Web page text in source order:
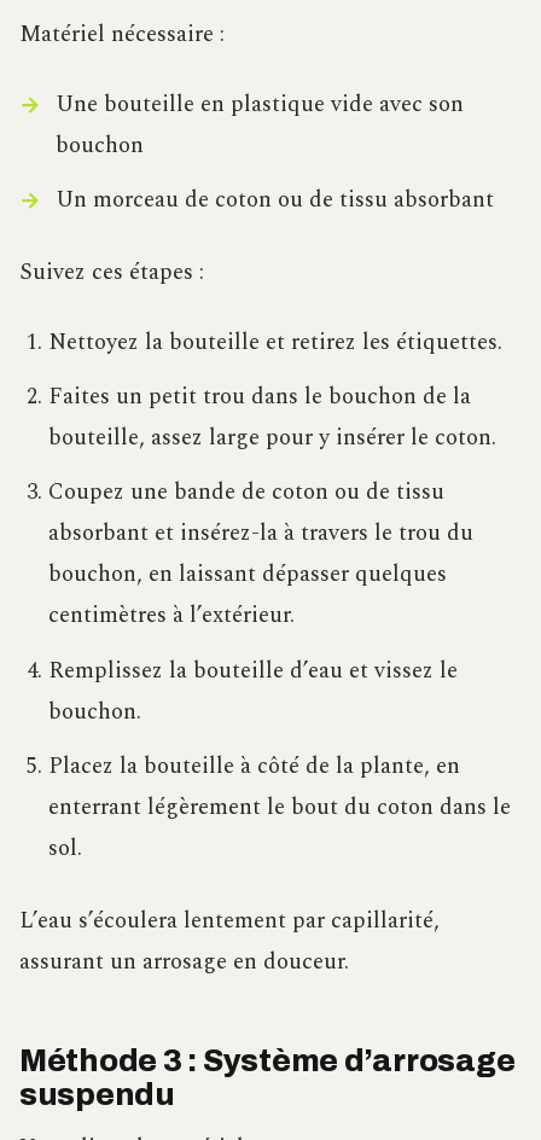
Matériel nécessaire :
Une bouteille en plastique vide avec son
bouchon
Un morceau de coton ou de tissu absorbant
Suivez ces étapes :
Nettoyez la bouteille et retirez les étiquettes.
Faites un petit trou dans le bouchon de la
bouteille, assez large pour y insérer le coton.
Coupez une bande de coton ou de tissu
absorbant et insérez-la à travers le trou du
bouchon, en laissant dépasser quelques
centimètres à l’extérieur.
Remplissez la bouteille d’eau et vissez le
bouchon.
Placez la bouteille à côté de la plante, en
enterrant légèrement le bout du coton dans le
sol.
L’eau s’écoulera lentement par capillarité,
assurant un arrosage en douceur.
Méthode 3 : Système d’arrosage
suspendu